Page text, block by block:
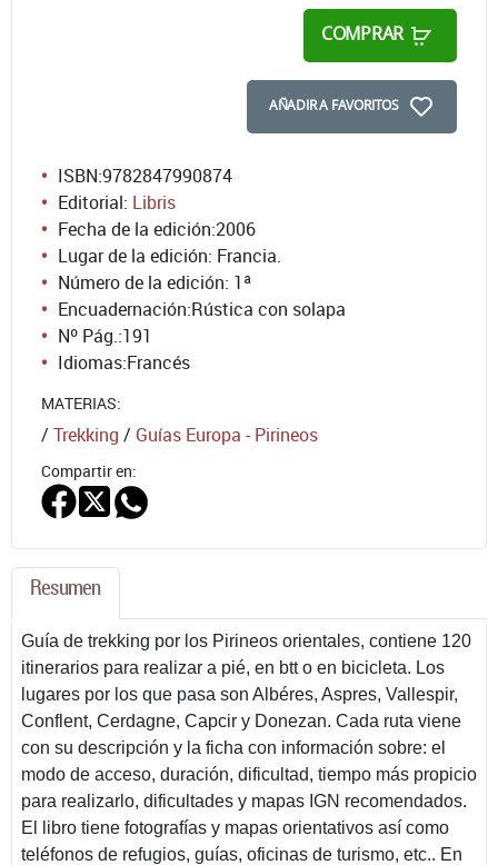
COMPRAR
AÑADIR A FAVORITOS
ISBN:9782847990874
Editorial: Libris
Fecha de la edición:2006
Lugar de la edición: Francia.
Número de la edición: 1ª
Encuadernación:Rústica con solapa
Nº Pág.:191
Idiomas:Francés
MATERIAS:
/ Trekking / Guías Europa - Pirineos
Compartir en:
Resumen
Guía de trekking por los Pirineos orientales, contiene 120
itinerarios para realizar a pié, en btt o en bicicleta. Los
lugares por los que pasa son Albéres, Aspres, Vallespir,
Conflent, Cerdagne, Capcir y Donezan. Cada ruta viene
con su descripción y la ficha con información sobre: el
modo de acceso, duración, dificultad, tiempo más propicio
para realizarlo, dificultades y mapas IGN recomendados.
El libro tiene fotografías y mapas orientativos así como
teléfonos de refugios, guías, oficinas de turismo, etc.. En